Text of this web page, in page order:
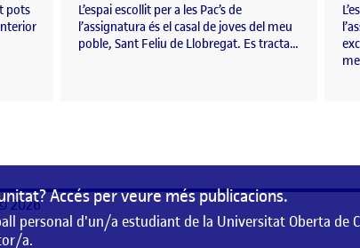
pots
L’espai escollit per a les Pac’s de
l’assignatura és el casal de joves del meu
poble, Sant Feliu de Llobregat. Es tracta…
Accés per veure més publicacions.
personal d'un/a estudiant de la Universitat Oberta de
a.
2026